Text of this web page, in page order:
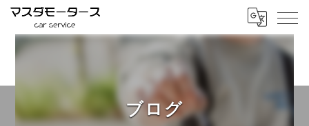
ブログ